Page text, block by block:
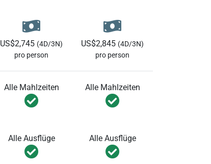
US$2,745 (4D/3N)
pro person
US$2,845 (4D/3N)
pro person
Alle Mahlzeiten Alle Mahlzeiten
Alle Ausflüge Alle Ausflüge